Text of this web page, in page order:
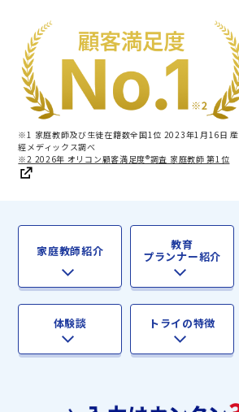
※1 家庭教師及び生徒在籍数全国1位 2023年1月16日 産
經メディックス調べ
※2 2026年 オリコン顧客満足度®調査 家庭教師 第1位
家庭教師紹介 教育
プランナー紹介
体験談 トライの特徴